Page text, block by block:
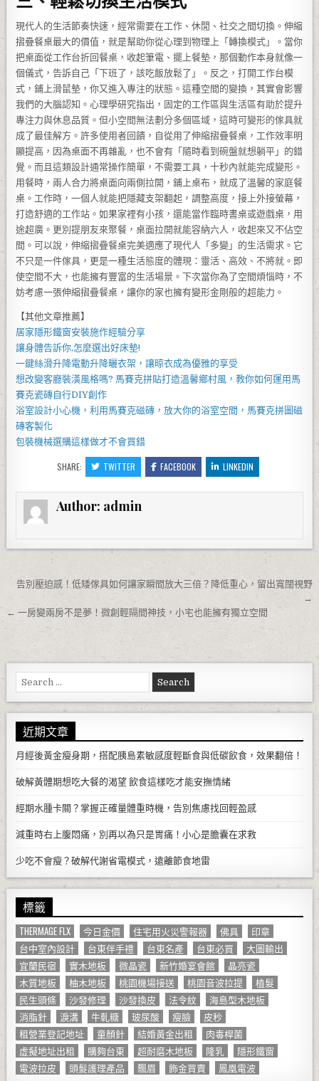
現代人的生活節奏快速，經常需要在工作、休閒、社交之間切換。伸縮
摺疊餐桌最大的價值，就是幫助你從心理到物理上「轉換模式」。當你
把桌面從工作台折回餐桌，收起筆電、擺上餐墊，那個動作本身就像一
個儀式，告訴自己「下班了，該吃飯放鬆了」。反之，打開工作台模
式，鋪上滑鼠墊，你又進入專注的狀態。這種空間的變換，其實會影響
我們的大腦認知。心理學研究指出，固定的工作區與生活區有助於提升
專注力與休息品質。但小空間無法劃分多個區域，這時可變形的傢具就
成了最佳解方。許多使用者回饋，自從用了伸縮摺疊餐桌，工作效率明
顯提高，因為桌面不再雜亂，也不會有「隨時看到碗盤就想躺平」的錯
覺。而且這類設計通常操作簡單，不需要工具，十秒內就能完成變形。
用餐時，兩人合力將桌面向兩側拉開，鋪上桌布，就成了溫馨的家庭餐
桌。工作時，一個人就能把隱藏支架翻起，調整高度，接上外接螢幕，
打造舒適的工作站。如果家裡有小孩，還能當作臨時書桌或遊戲桌，用
途超廣。更別提朋友來聚餐，桌面拉開就能容納六人，收起來又不佔空
間。可以說，伸縮摺疊餐桌完美適應了現代人「多變」的生活需求。它
不只是一件傢具，更是一種生活態度的體現：靈活、高效、不將就。即
使空間不大，也能擁有豐富的生活場景。下次當你為了空間煩惱時，不
妨考慮一張伸縮摺疊餐桌，讓你的家也擁有變形金剛般的超能力。
【其他文章推薦】
居家隱形鐵窗安裝施作經驗分享
讓身體告訴你,怎麼選出好床墊!
一鍵絲滑升降電動升降曬衣架 ，讓晾衣成為優雅的享受
想改變客廳裝潢風格嗎? 馬賽克拼貼打造溫馨鄉村風，教你如何運用 馬
賽克瓷磚自行DIY創作
浴室設計小心機，利用 馬賽克磁磚 ，放大你的浴室空間， 馬賽克拼圖磁
磚客製化
包裝機械選購這樣做才不會買錯
SHARE: TWITTER FACEBOOK LINKEDIN
Author: admin
文章導覽
告別壓迫感！低矮傢具如何讓家瞬間放大三倍？降低重心，留出寬闊視野
→
← 一房變兩房不是夢！微創輕隔間神技，小宅也能擁有獨立空間
Search for:
近期文章
月經後黃金瘦身期，搭配胰島素敏感度輕斷食與低碳飲食，效果翻倍！
破解黃體期想吃大餐的渴望 飲食這樣吃才能安撫情緒
經期水腫卡關？掌握正確量體重時機，告別焦慮找回輕盈感
減重時右上腹悶痛，別再以為只是胃痛！小心是膽囊在求救
少吃不會瘦？破解代謝省電模式，遠離節食地雷
標籤
THERMAGE FLX 今日金價 住宅用火災警報器 佛具
印章
台中室內設計
台東伴手禮 台東名產 台東必買
大圖輸出
宜蘭民宿
實木地板 微晶瓷 新竹婚宴會館
晶亮瓷
木質地板
柚木地板 桃園機場接送 桃園音波拉提
植髮
民生頭條
沙發修理 沙發換皮 法令紋
海島型木地板
消脂針
淚溝 牛軋糖 玻尿酸 瘦臉
皮秒
租營業登記地址
童顏針 結婚黃金出租
肉毒桿菌
虛擬地址出租
購夠台東 超耐磨木地板 隆乳
隱形鐵窗
電波拉皮
頭髮護理產品 飄眉 飾金買賣 鳳凰電波